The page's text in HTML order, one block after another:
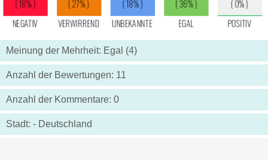
Meinung der Mehrheit: Egal (4)
Anzahl der Bewertungen: 11
Anzahl der Kommentare: 0
Stadt: - Deutschland